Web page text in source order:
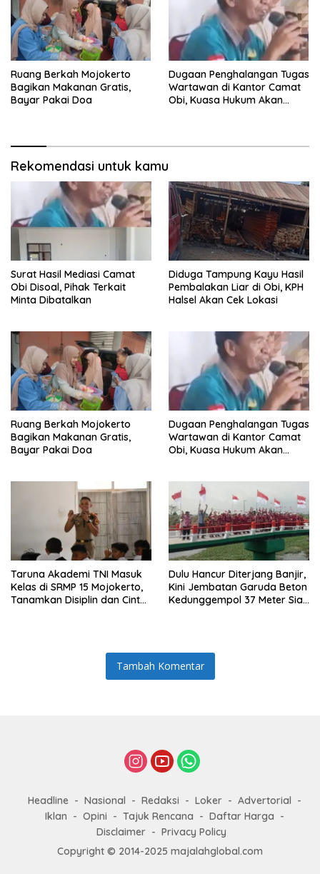
Ruang Berkah Mojokerto
Bagikan Makanan Gratis,
Bayar Pakai Doa
Dugaan Penghalangan Tugas
Wartawan di Kantor Camat
Obi, Kuasa Hukum Akan
Rekomendasi untuk kamu
Surat Hasil Mediasi Camat
Obi Disoal, Pihak Terkait
Minta Dibatalkan
Diduga Tampung Kayu Hasil
Pembalakan Liar di Obi, KPH
Halsel Akan Cek Lokasi
Ruang Berkah Mojokerto
Bagikan Makanan Gratis,
Bayar Pakai Doa
Dugaan Penghalangan Tugas
Wartawan di Kantor Camat
Obi, Kuasa Hukum Akan
Taruna Akademi TNI Masuk
Kelas di SRMP 15 Mojokerto,
Tanamkan Disiplin dan Cinta
Dulu Hancur Diterjang Banjir,
Kini Jembatan Garuda Beton
Kedunggempol 37 Meter Siap
Tambah Komentar
Headline Nasional Redaksi Loker
Advertorial
Iklan
Opini Tajuk Rencana
Daftar Harga
Disclaimer
Privacy Policy
Copyright © 2014-2025 majalahglobal.com